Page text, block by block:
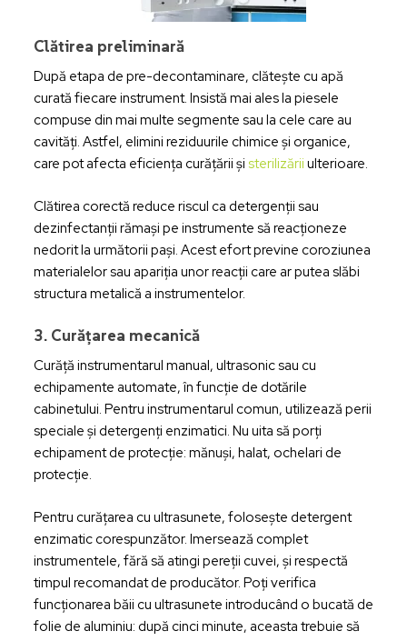
Clătirea preliminară
După etapa de pre-decontaminare, clătește cu apă
curată fiecare instrument. Insistă mai ales la piesele
compuse din mai multe segmente sau la cele care au
cavități. Astfel, elimini reziduurile chimice și organice,
care pot afecta eficiența curățării și sterilizării ulterioare.
Clătirea corectă reduce riscul ca detergenții sau
dezinfectanții rămași pe instrumente să reacționeze
nedorit la următorii pași. Acest efort previne coroziunea
materialelor sau apariția unor reacții care ar putea slăbi
structura metalică a instrumentelor.
3. Curățarea mecanică
Curăță instrumentarul manual, ultrasonic sau cu
echipamente automate, în funcție de dotările
cabinetului. Pentru instrumentarul comun, utilizează perii
speciale și detergenți enzimatici. Nu uita să porți
echipament de protecție: mănuși, halat, ochelari de
protecție.
Pentru curățarea cu ultrasunete, folosește detergent
enzimatic corespunzător. Imersează complet
instrumentele, fără să atingi pereții cuvei, și respectă
timpul recomandat de producător. Poți verifica
funcționarea băii cu ultrasunete introducând o bucată de
folie de aluminiu: după cinci minute, aceasta trebuie să